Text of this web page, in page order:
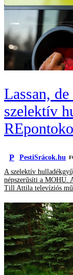
Lassan,
szelektív
P PestiSrácok.hu
A szelektív
népszerűsíti a MOHU.
Till Attila televíziós